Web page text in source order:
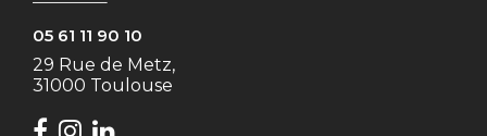
05 61 11 90 10
29 Rue de Metz,
31000 Toulouse